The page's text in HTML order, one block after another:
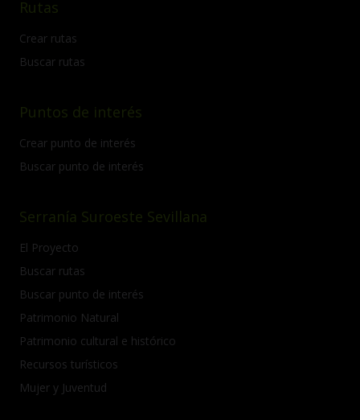
Rutas
Crear rutas
Buscar rutas
Puntos de interés
Crear punto de interés
Buscar punto de interés
Serranía Suroeste Sevillana
El Proyecto
Buscar rutas
Buscar punto de interés
Patrimonio Natural
Patrimonio cultural e histórico
Recursos turísticos
Mujer y Juventud